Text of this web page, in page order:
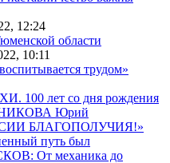
12:24
области
10:11
трудом»
лет со дня рождения
Юрий
БЛАГОПОЛУЧИЯ!»
путь был
От механика до